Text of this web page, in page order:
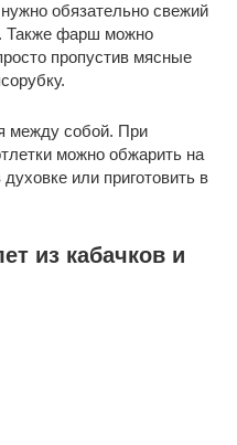
обязательно свежий
Также фарш можно
пропустив мясные
между собой. При
можно обжарить на
или приготовить в
из кабачков и